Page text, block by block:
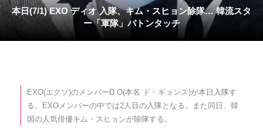
本日(7/1) EXO ディオ 入隊、キム・スヒョン除隊… 韓流スタ
ー「軍隊」バトンタッチ
EXO(エクソ)のメンバーD.O(本名 ド・ギョンス)が本日入隊す
る。EXOメンバーの中では2人目の入隊となる。また同日、韓
国の人気俳優キム・スヒョンが除隊する。